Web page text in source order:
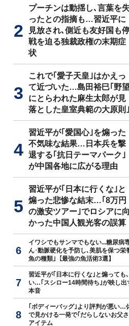
プーチンは動揺し､言葉を
ったとの指摘も…習近平に
見放され､側近も友好国も
戦を迫る独裁政権の末期症
状
これで｢愛子天皇｣はかえっ
て近づいた…島田裕巳｢野
にとらわれた麻生太郎が見
落とした皇室典範の大原則｣
習近平が｢愛国心｣を煽った
不気味な結果…日本兵を撃
退する｢抗日テーマパーク｣
が中国各地に広がる理由
習近平が｢日本に行くな｣と
煽った悲惨な結末…｢8万円
の激安ツアー｣でロシアに向
かった中国人観光客の誤算
イワシでもサンマでもない...糖尿病
ん･動脈硬化を予防し､美肌を保つ栄
魚の種類｣【最強の魚活術3選】
習近平が｢日本に行くな｣と煽っても
い…｢スシロー14時間待ち｣が映し出
本音
｢ボディーバッグ｣より評判が悪い…
で見かける一発で｢だらしないお父
アイテム